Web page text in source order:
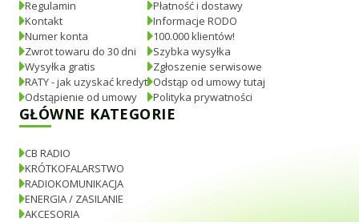
Regulamin
Kontakt
Numer konta
Zwrot towaru do 30 dni
Wysyłka gratis
RATY - jak uzyskać kredyt
Odstąpienie od umowy
Płatność i dostawy
Informacje RODO
100.000 klientów!
Szybka wysyłka
Zgłoszenie serwisowe
Odstąp od umowy tutaj
Polityka prywatności
GŁÓWNE KATEGORIE
CB RADIO
KRÓTKOFALARSTWO
RADIOKOMUNIKACJA
ENERGIA / ZASILANIE
AKCESORIA